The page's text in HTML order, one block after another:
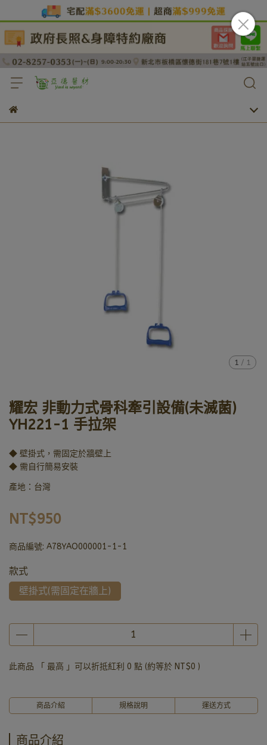
1 / 1
耀宏 非動力式骨科牽引設備(未滅菌)
YH221-1 手拉架
◆ 壁掛式，需固定於牆壁上
◆ 需自行簡易安裝
產地：台灣
NT$950
商品編號: A78YAO000001-1-1
款式
壁掛式(需固定在牆上)
此商品 「 最高 」可以折抵紅利 0 點 (約等於 NT$0 )
商品介紹 規格說明 運送方式
商品介紹